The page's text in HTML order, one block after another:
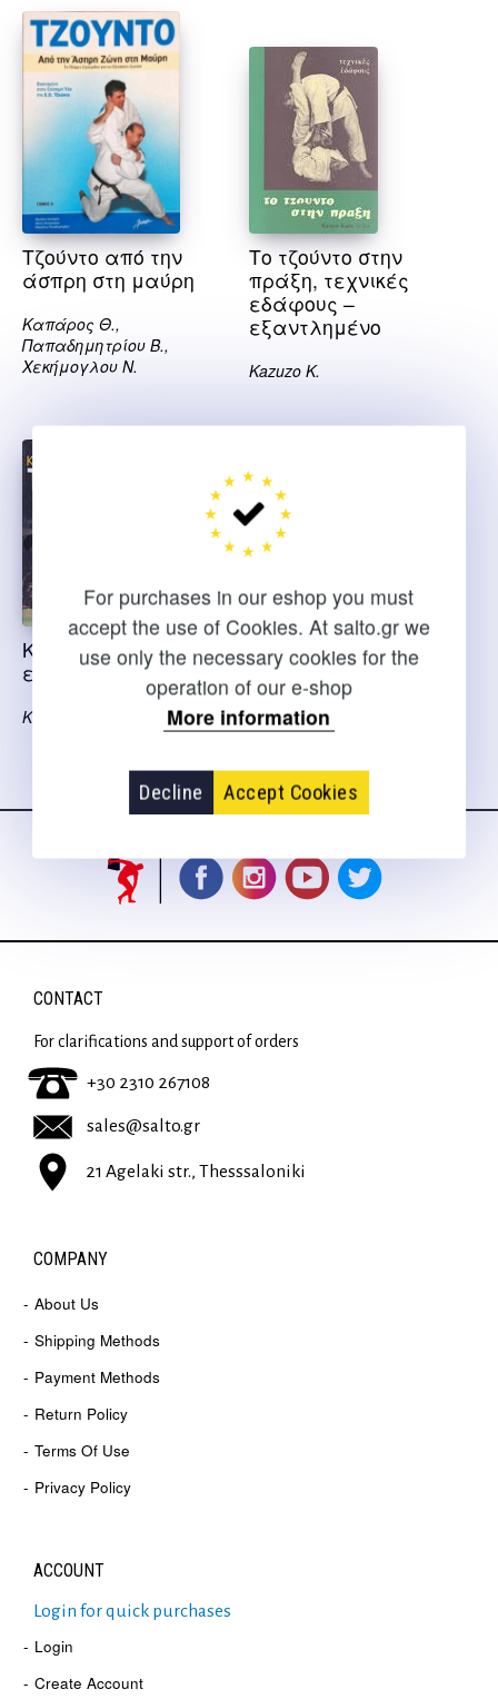
For purchases in our eshop you must
accept the use of Cookies. At salto.gr we
use only the necessary cookies for the
operation of our e-shop
More information
Decline Accept Cookies
Τζούντο από την
άσπρη στη μαύρη
Καπάρος Θ.,
Παπαδημητρίου Β.,
Χεκήμογλου Ν.
Το τζούντο στην
πράξη, τεχνικές
εδάφους –
εξαντλημένο
Κazuzo K.
Κοντοκαν τζουντο –
εξαντλημένο
Κάνο Τ.
Follow us
on social media
CONTACT
For clarifications and support of orders
+30 2310 267108
sales@salto.gr
21 Agelaki str., Thesssaloniki
COMPANY
About Us
Shipping Methods
Payment Methods
Return Policy
Terms Of Use
Privacy Policy
ACCOUNT
Login for quick purchases
Login
Create Account